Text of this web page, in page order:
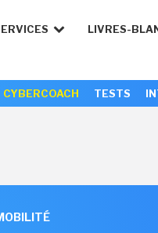
LIVRES-
CYBERCOACH TESTS